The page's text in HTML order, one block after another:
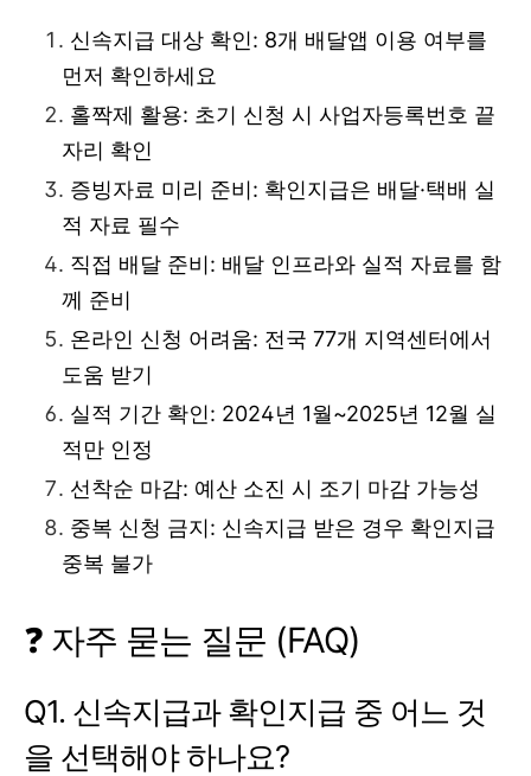
신속지급 대상 확인: 8개 배달앱 이용 여부를
먼저 확인하세요
홀짝제 활용: 초기 신청 시 사업자등록번호 끝
자리 확인
증빙자료 미리 준비: 확인지급은 배달·택배 실
적 자료 필수
직접 배달 준비: 배달 인프라와 실적 자료를 함
께 준비
온라인 신청 어려움: 전국 77개 지역센터에서
도움 받기
실적 기간 확인: 2024년 1월~2025년 12월 실
적만 인정
선착순 마감: 예산 소진 시 조기 마감 가능성
중복 신청 금지: 신속지급 받은 경우 확인지급
중복 불가
❓ 자주 묻는 질문 (FAQ)
Q1. 신속지급과 확인지급 중 어느 것
을 선택해야 하나요?